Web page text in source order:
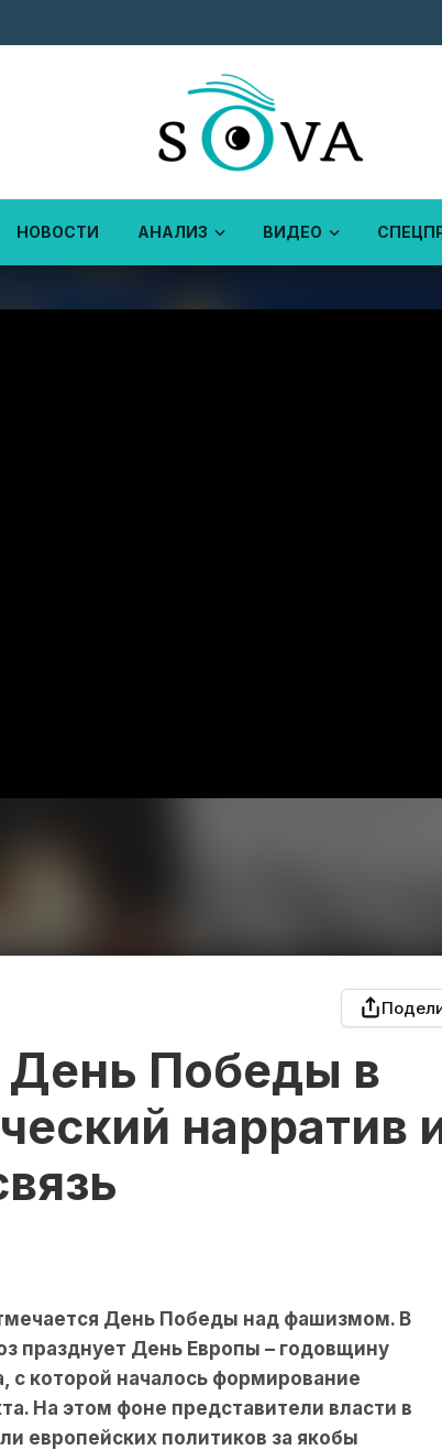
НОВОСТИ АНАЛИЗ ВИДЕО
Победы в
нарратив
День Победы над фашизмом. В
празднует День Европы – годовщину
с которой началось формирование
На этом фоне представители власти в
европейских политиков за якобы